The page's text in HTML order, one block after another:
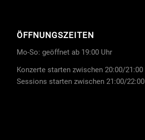
ÖFFNUNGSZEITEN
Mo-So: geöffnet ab 19:00 Uhr
Konzerte starten zwischen 20:00/21:00
Sessions starten zwischen 21:00/22:00